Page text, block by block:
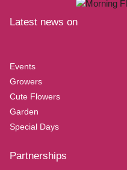
Latest news on
Events
Growers
Cute Flowers
Garden
Special Days
Partnerships